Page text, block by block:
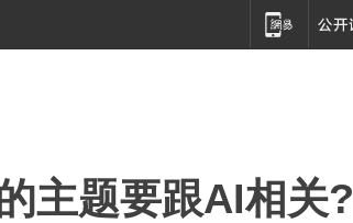
主题要跟AI相关?